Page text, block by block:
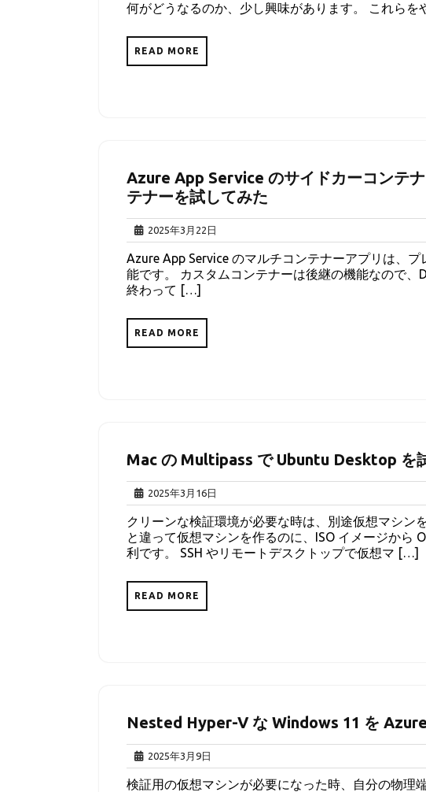
30
何がどうなるのか、少し興味があります。 これら
READ MORE
Azure App Service のサイドカーコンテ
テナーを試してみた
2025年3月22日
年
3
月
Azure App Service のマルチコンテナーアプリは、
能です。 カスタムコンテナーは後継の機能なので、
終わって […]
READ MORE
Mac の Multipass で Ubuntu Desktop を
2025年3月16日
年
3
月
16
クリーンな検証環境が必要な時は、別途仮想マシン
と違って仮想マシンを作るのに、ISO イメージから
利です。 SSH やリモートデスクトップで仮想マ […]
READ MORE
Nested Hyper-V な Windows 11 を
2025年3月9日
年
3
検証用の仮想マシンが必要になった時、自分の物理